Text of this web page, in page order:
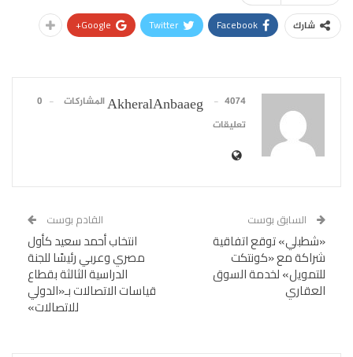
شارك Facebook
Twitter
Google+
AkheralAnbaaeg 4074 المشاركات
0
تعليقات
السابق بوست
«شطبلي» توقع اتفاقية
شراكة مع «كونتكت
للتمويل» لخدمة السوق
العقاري
القادم بوست
انتخاب أحمد سعيد كأول
مصري وعربي رئيسًا للجنة
الدراسية الثالثة بقطاع
قياسات الاتصالات بـ«الدولي
للاتصالات»